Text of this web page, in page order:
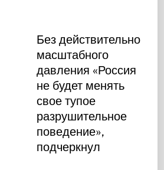
Без действительно
масштабного
давления «Россия
не будет менять
свое тупое
разрушительное
поведение»,
подчеркнул